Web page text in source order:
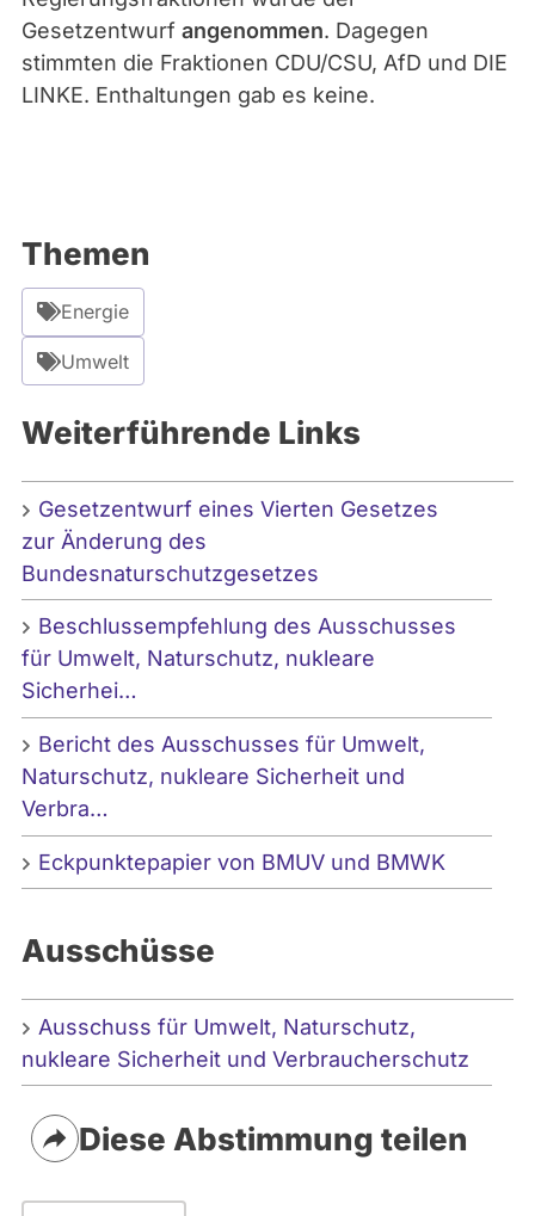
Gesetzentwurf angenommen. Dagegen
stimmten die Fraktionen CDU/CSU, AfD und DIE
LINKE. Enthaltungen gab es keine.
Themen
Energie
Umwelt
Weiterführende Links
Gesetzentwurf eines Vierten Gesetzes
zur Änderung des
Bundesnaturschutzgesetzes
Beschlussempfehlung des Ausschusses
für Umwelt, Naturschutz, nukleare
Sicherhei…
Bericht des Ausschusses für Umwelt,
Naturschutz, nukleare Sicherheit und
Verbra…
Eckpunktepapier von BMUV und BMWK
Ausschüsse
Ausschuss für Umwelt, Naturschutz,
nukleare Sicherheit und Verbraucherschutz
Diese Abstimmung teilen